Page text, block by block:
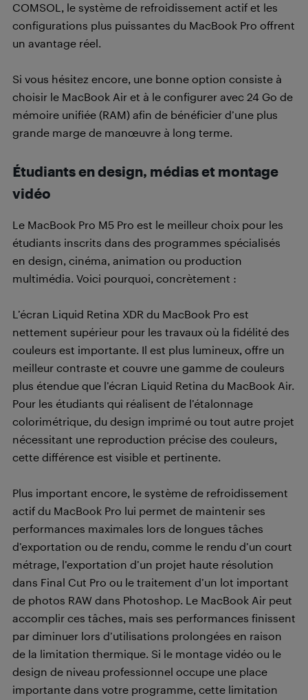
COMSOL, le système de refroidissement actif et les
configurations plus puissantes du MacBook Pro offrent
un avantage réel.
Si vous hésitez encore, une bonne option consiste à
choisir le MacBook Air et à le configurer avec 24 Go de
mémoire unifiée (RAM) afin de bénéficier d’une plus
grande marge de manœuvre à long terme.
Étudiants en design, médias et montage
vidéo
Le MacBook Pro M5 Pro est le meilleur choix pour les
étudiants inscrits dans des programmes spécialisés
en design, cinéma, animation ou production
multimédia. Voici pourquoi, concrètement :
L’écran Liquid Retina XDR du MacBook Pro est
nettement supérieur pour les travaux où la fidélité des
couleurs est importante. Il est plus lumineux, offre un
meilleur contraste et couvre une gamme de couleurs
plus étendue que l’écran Liquid Retina du MacBook Air.
Pour les étudiants qui réalisent de l’étalonnage
colorimétrique, du design imprimé ou tout autre projet
nécessitant une reproduction précise des couleurs,
cette différence est visible et pertinente.
Plus important encore, le système de refroidissement
actif du MacBook Pro lui permet de maintenir ses
performances maximales lors de longues tâches
d’exportation ou de rendu, comme le rendu d’un court
métrage, l’exportation d’un projet haute résolution
dans Final Cut Pro ou le traitement d’un lot important
de photos RAW dans Photoshop. Le MacBook Air peut
accomplir ces tâches, mais ses performances finissent
par diminuer lors d’utilisations prolongées en raison
de la limitation thermique. Si le montage vidéo ou le
design de niveau professionnel occupe une place
importante dans votre programme, cette limitation